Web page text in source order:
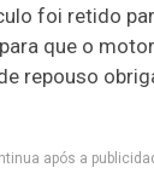
foi retido
que o
repouso
após a